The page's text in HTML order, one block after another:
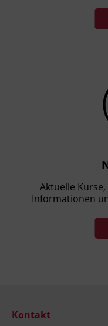
Aktuelle
Informationen
Kontakt